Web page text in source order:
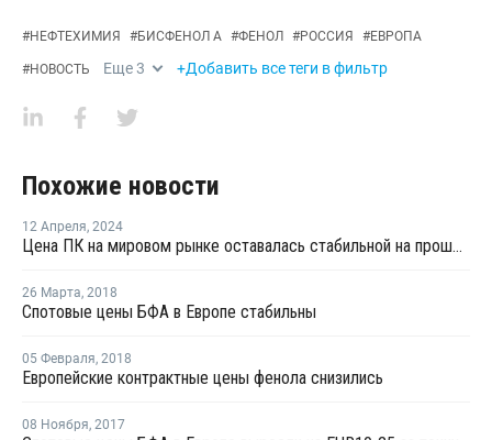
#НЕФТЕХИМИЯ #БИСФЕНОЛ А #ФЕНОЛ #РОССИЯ #ЕВРОПА
#НОВОСТЬ Еще3 +Добавить все теги в фильтр
Похожие новости
12 Апреля, 2024
Цена ПК на мировом рынке оставалась стабильной на прошлой неделе
26 Марта, 2018
Спотовые цены БФА в Европе стабильны
05 Февраля, 2018
Европейские контрактные цены фенола снизились
08 Ноября, 2017